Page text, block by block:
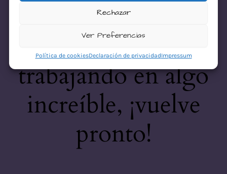
Rechazar
Ver Preferencias
Política de cookiesDeclaración de privacidadImpressum
¡Disculpa este
desastre! Estamos
trabajando en algo
increíble, ¡vuelve
pronto!